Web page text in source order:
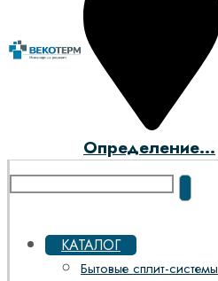
Определение...
КАТАЛОГ
Бытовые сплит-системы